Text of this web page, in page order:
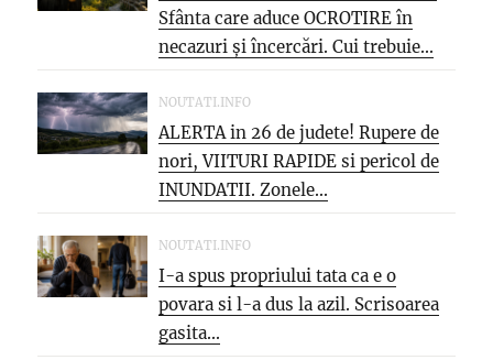
Sfânta care aduce OCROTIRE în
necazuri și încercări. Cui trebuie...
NOUTATI.INFO
ALERTA in 26 de judete! Rupere de
nori, VIITURI RAPIDE si pericol de
INUNDATII. Zonele...
NOUTATI.INFO
I-a spus propriului tata ca e o
povara si l-a dus la azil. Scrisoarea
gasita...